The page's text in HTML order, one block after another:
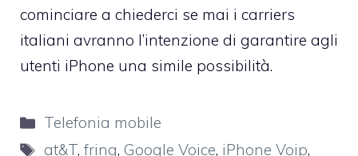
cominciare a chiederci se mai i carriers
italiani avranno l’intenzione di garantire agli
utenti iPhone una simile possibilità.
Categorie
Telefonia mobile
Tag
at&T,fring, Google Voice, iPhone Voip,